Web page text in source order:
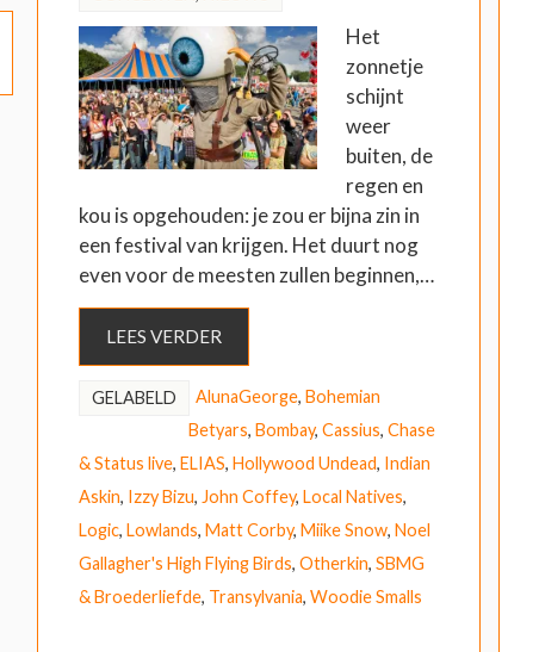
Het
zonnetje
schijnt
weer
buiten, de
regen en
kou is opgehouden: je zou er bijna zin in
een festival van krijgen. Het duurt nog
even voor de meesten zullen beginnen,…
LEES VERDER
GELABELD AlunaGeorge, Bohemian
Betyars, Bombay, Cassius, Chase
& Status live, ELIAS, Hollywood Undead, Indian
Askin, Izzy Bizu, John Coffey, Local Natives,
Logic, Lowlands, Matt Corby, Miike Snow, Noel
Gallagher's High Flying Birds, Otherkin, SBMG
& Broederliefde, Transylvania, Woodie Smalls